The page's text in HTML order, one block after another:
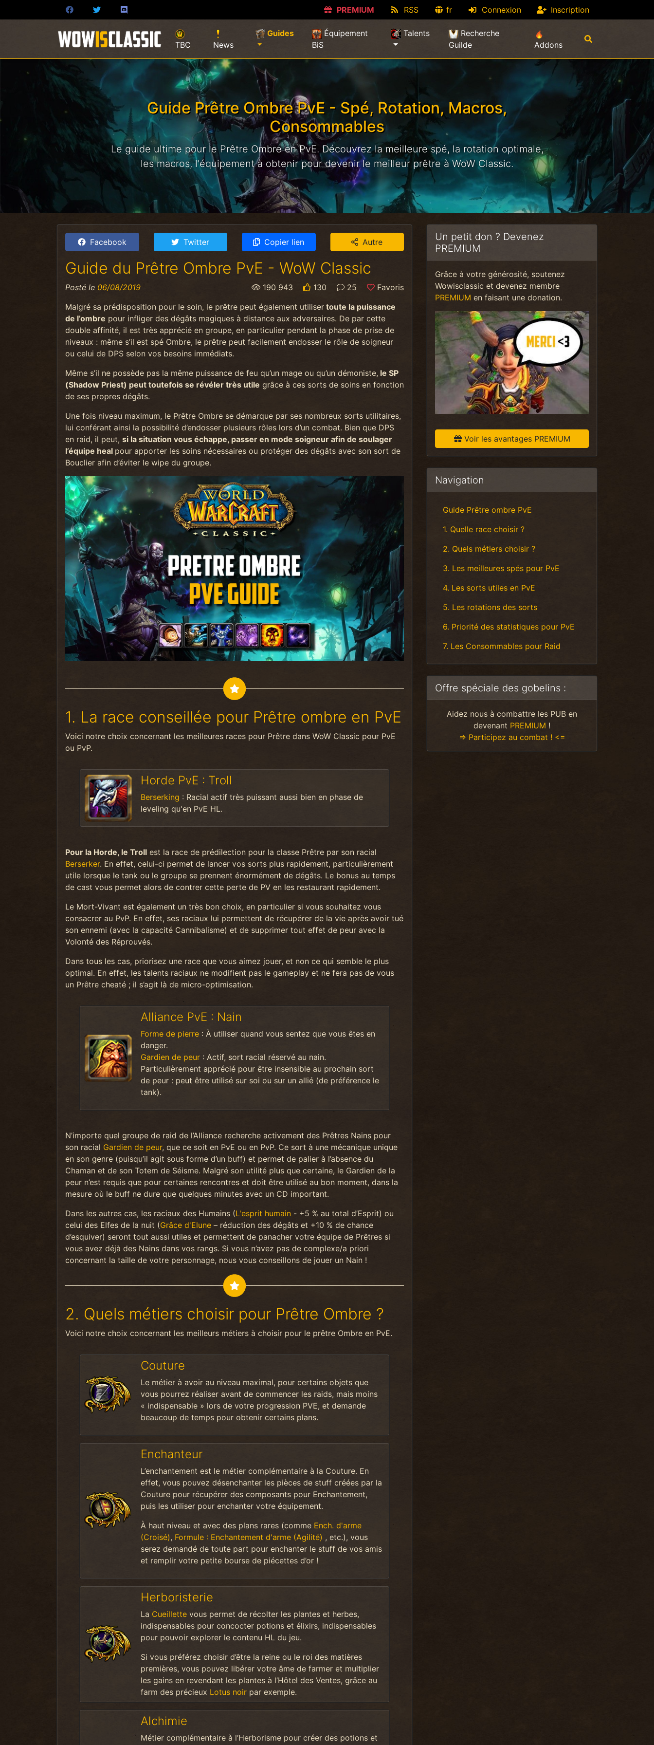
PREMIUM RSS fr Connexion Inscription
TBC News
Guides(current)Équipement
BiS
Talents
Recherche
Guilde
Addons
Guide Prêtre Ombre PvE - Spé, Rotation, Macros,
Consommables
Le guide ultime pour le Prêtre Ombre en PvE. Découvrez la meilleure spé, la rotation optimale,
les macros, l'équipement à obtenir pour devenir le meilleur prêtre à WoW Classic.
Facebook Twitter Copier lien Autre
Guide du Prêtre Ombre PvE - WoW Classic
Posté le 06/08/2019 190 943 130 25
Favoris
Malgré sa prédisposition pour le soin, le prêtre peut également utiliser toute la puissance
de l’ombre pour infliger des dégâts magiques à distance aux adversaires. De par cette
double affinité, il est très apprécié en groupe, en particulier pendant la phase de prise de
niveaux : même s’il est spé Ombre, le prêtre peut facilement endosser le rôle de soigneur
ou celui de DPS selon vos besoins immédiats.
Même s’il ne possède pas la même puissance de feu qu’un mage ou qu’un démoniste, le SP
(Shadow Priest) peut toutefois se révéler très utile grâce à ces sorts de soins en fonction
de ses propres dégâts.
Une fois niveau maximum, le Prêtre Ombre se démarque par ses nombreux sorts utilitaires,
lui conférant ainsi la possibilité d’endosser plusieurs rôles lors d’un combat. Bien que DPS
en raid, il peut, si la situation vous échappe, passer en mode soigneur afin de soulager
l’équipe heal pour apporter les soins nécessaires ou protéger des dégâts avec son sort de
Bouclier afin d’éviter le wipe du groupe.
1. La race conseillée pour Prêtre ombre en PvE
Voici notre choix concernant les meilleures races pour Prêtre dans WoW Classic pour PvE
ou PvP.
Horde PvE : Troll
Berserking : Racial actif très puissant aussi bien en phase de
leveling qu'en PvE HL.
Pour la Horde, le Troll est la race de prédilection pour la classe Prêtre par son racial
Berserker. En effet, celui-ci permet de lancer vos sorts plus rapidement, particulièrement
utile lorsque le tank ou le groupe se prennent énormément de dégâts. Le bonus au temps
de cast vous permet alors de contrer cette perte de PV en les restaurant rapidement.
Le Mort-Vivant est également un très bon choix, en particulier si vous souhaitez vous
consacrer au PvP. En effet, ses raciaux lui permettent de récupérer de la vie après avoir tué
son ennemi (avec la capacité Cannibalisme) et de supprimer tout effet de peur avec la
Volonté des Réprouvés.
Dans tous les cas, priorisez une race que vous aimez jouer, et non ce qui semble le plus
optimal. En effet, les talents raciaux ne modifient pas le gameplay et ne fera pas de vous
un Prêtre cheaté ; il s’agit là de micro-optimisation.
Alliance PvE : Nain
Forme de pierre : À utiliser quand vous sentez que vous êtes en
danger.
Gardien de peur : Actif, sort racial réservé au nain.
Particulièrement apprécié pour être insensible au prochain sort
de peur : peut être utilisé sur soi ou sur un allié (de préférence le
tank).
N’importe quel groupe de raid de l’Alliance recherche activement des Prêtres Nains pour
son racial Gardien de peur, que ce soit en PvE ou en PvP. Ce sort à une mécanique unique
en son genre (puisqu’il agit sous forme d’un buff) et permet de palier à l’absence du
Chaman et de son Totem de Séisme. Malgré son utilité plus que certaine, le Gardien de la
peur n’est requis que pour certaines rencontres et doit être utilisé au bon moment, dans la
mesure où le buff ne dure que quelques minutes avec un CD important.
Dans les autres cas, les raciaux des Humains (L'esprit humain - +5 % au total d’Esprit) ou
celui des Elfes de la nuit (Grâce d'Elune – réduction des dégâts et +10 % de chance
d’esquiver) seront tout aussi utiles et permettent de panacher votre équipe de Prêtres si
vous avez déjà des Nains dans vos rangs. Si vous n’avez pas de complexe/a priori
concernant la taille de votre personnage, nous vous conseillons de jouer un Nain !
2. Quels métiers choisir pour Prêtre Ombre ?
Voici notre choix concernant les meilleurs métiers à choisir pour le prêtre Ombre en PvE.
Couture
Le métier à avoir au niveau maximal, pour certains objets que
vous pourrez réaliser avant de commencer les raids, mais moins
« indispensable » lors de votre progression PVE, et demande
beaucoup de temps pour obtenir certains plans.
Enchanteur
L’enchantement est le métier complémentaire à la Couture. En
effet, vous pouvez désenchanter les pièces de stuff créées par la
Couture pour récupérer des composants pour Enchantement,
puis les utiliser pour enchanter votre équipement.
À haut niveau et avec des plans rares (comme Ench. d'arme
(Croisé), Formule : Enchantement d'arme (Agilité) , etc.), vous
serez demandé de toute part pour enchanter le stuff de vos amis
et remplir votre petite bourse de piécettes d’or !
Herboristerie
La Cueillette vous permet de récolter les plantes et herbes,
indispensables pour concocter potions et élixirs, indispensables
pour pouvoir explorer le contenu HL du jeu.
Si vous préférez choisir d’être la reine ou le roi des matières
premières, vous pouvez libérer votre âme de farmer et multiplier
les gains en revendant les plantes à l’Hôtel des Ventes, grâce au
farm des précieux Lotus noir par exemple.
Alchimie
Métier complémentaire à l’Herborisme pour créer des potions et
Un petit don ? Devenez
PREMIUM
Grâce à votre générosité, soutenez
Wowisclassic et devenez membre
PREMIUM en faisant une donation.
Voir les avantages PREMIUM
Navigation
Guide Prêtre ombre PvE
1. Quelle race choisir ?
2. Quels métiers choisir ?
3. Les meilleures spés pour PvE
4. Les sorts utiles en PvE
5. Les rotations des sorts
6. Priorité des statistiques pour PvE
7. Les Consommables pour Raid
Offre spéciale des gobelins :
Aidez nous à combattre les PUB en
devenant PREMIUM !
=> Participez au combat ! <=